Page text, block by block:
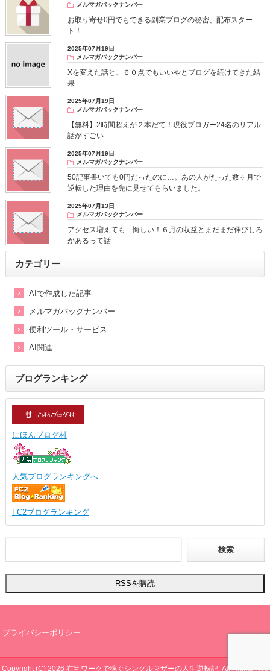
メルマガバックナンバー
お取り寄せ0円でもできる副業ブログの秘密、配布スター
ト！
2025年07月19日
メルマガバックナンバー
Xを変えた話と、６０点でもいいやとブログを続けてきた結
果
2025年07月19日
メルマガバックナンバー
【無料】2時間超えが２本だて！現役ブロガー24名のリアル
話がすごい
2025年07月19日
メルマガバックナンバー
50記事書いても0円だったのに…。あの人がたった数ヶ月で
逆転した理由を先に見せてもらいました。
2025年07月13日
メルマガバックナンバー
アクセス増えても…悔しい！６月の収益とまだまだ伸びしろ
があるって話
カテゴリー
AIで作成した記事
メルマガバックナンバー
便利ツール・サービス
AI関連
ブログランキング
にほんブログ村
人気ブログランキングへ
FC2ブログランキング
プライバシーポリシー
Copyright (C) 2026 在宅ワークで稼ぐシングルマザーの人生逆転記 All Rights Res